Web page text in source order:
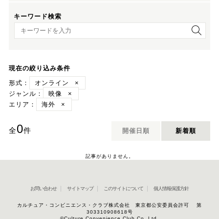
キーワード検索
キーワード検索
現在の絞り込み条件
形式：
オンライン
×
ジャンル：
映像
×
エリア：
海外 ×
全0件 開催日順 新着順
記事がありません。
お問い合わせ サイトマップ このサイトについて 個人情報保護方針
カルチュア・コンビニエンス・クラブ株式会社 東京都公安委員会許可 第
303310908618号